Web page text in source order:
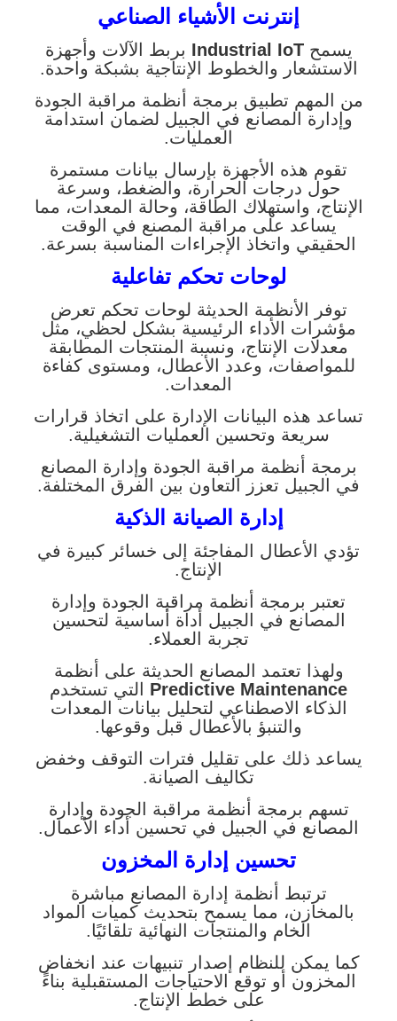
إنترنت الأشياء الصناعي
يسمحIndustrial IoT بربط الآلات وأجهزة
الاستشعار والخطوط الإنتاجية بشبكة واحدة.
من المهم تطبيق برمجة أنظمة مراقبة الجودة
وإدارة المصانع في الجبيل لضمان استدامة
العمليات.
تقوم هذه الأجهزة بإرسال بيانات مستمرة
حول درجات الحرارة، والضغط، وسرعة
الإنتاج، واستهلاك الطاقة، وحالة المعدات، مما
يساعد على مراقبة المصنع في الوقت
الحقيقي واتخاذ الإجراءات المناسبة بسرعة.
لوحات تحكم تفاعلية
توفر الأنظمة الحديثة لوحات تحكم تعرض
مؤشرات الأداء الرئيسية بشكل لحظي، مثل
معدلات الإنتاج، ونسبة المنتجات المطابقة
للمواصفات، وعدد الأعطال، ومستوى كفاءة
المعدات.
تساعد هذه البيانات الإدارة على اتخاذ قرارات
سريعة وتحسين العمليات التشغيلية.
برمجة أنظمة مراقبة الجودة وإدارة المصانع
في الجبيل تعزز التعاون بين الفرق المختلفة.
إدارة الصيانة الذكية
تؤدي الأعطال المفاجئة إلى خسائر كبيرة في
الإنتاج.
تعتبر برمجة أنظمة مراقبة الجودة وإدارة
المصانع في الجبيل أداة أساسية لتحسين
تجربة العملاء.
ولهذا تعتمد المصانع الحديثة على أنظمة
Predictive Maintenance التي تستخدم
الذكاء الاصطناعي لتحليل بيانات المعدات
والتنبؤ بالأعطال قبل وقوعها.
يساعد ذلك على تقليل فترات التوقف وخفض
تكاليف الصيانة.
تسهم برمجة أنظمة مراقبة الجودة وإدارة
المصانع في الجبيل في تحسين أداء الأعمال.
تحسين إدارة المخزون
ترتبط أنظمة إدارة المصانع مباشرة
بالمخازن، مما يسمح بتحديث كميات المواد
الخام والمنتجات النهائية تلقائيًا.
كما يمكن للنظام إصدار تنبيهات عند انخفاض
المخزون أو توقع الاحتياجات المستقبلية بناءً
على خطط الإنتاج.